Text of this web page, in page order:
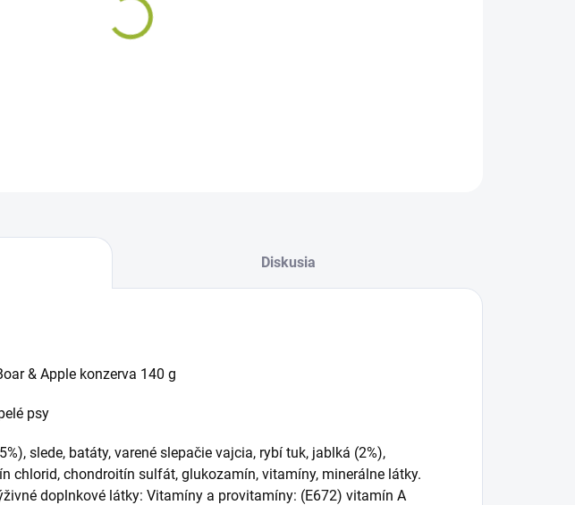
Diskusia
& Apple konzerva 140 g
psy
slede, batáty, varené slepačie vajcia, rybí tuk, jablká (2%),
chlorid, chondroitín sulfát, glukozamín, vitamíny, minerálne látky.
doplnkové látky: Vitamíny a provitamíny: (E672) vitamín A